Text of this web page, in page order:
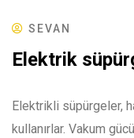
SEVAN
Elektrik
Elektrikli süpürgeler,
kullanırlar. Vakum